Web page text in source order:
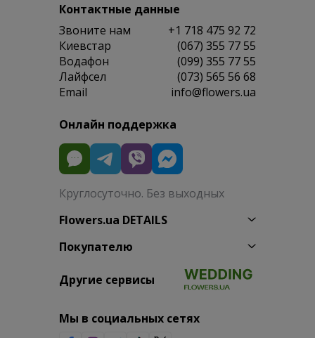
Контактные данные
Звоните нам
+1 718 475 92 72
Киевстар
(067) 355 77 55
Водафон
(099) 355 77 55
Лайфсел
(073) 565 56 68
Email
info@flowers.ua
Онлайн поддержка
Круглосуточно. Без выходных
Flowers.ua DETAILS
Покупателю
Другие сервисы
Мы в социальных сетях